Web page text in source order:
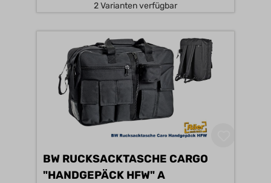
2 Varianten verfügbar
BW RUCKSACKTASCHE CARGO
"HANDGEPÄCK HFW" A